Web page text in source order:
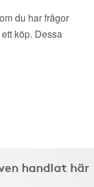
du har frågor
köp. Dessa
handlat här